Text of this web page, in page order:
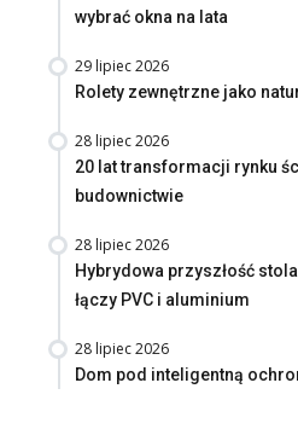
wybrać okna na lata
29 lipiec 2026
Rolety zewnętrzne jako
28 lipiec 2026
20 lat transformacji rynku
budownictwie
28 lipiec 2026
Hybrydowa przyszłość
łączy PVC i aluminium
28 lipiec 2026
Dom pod inteligentną